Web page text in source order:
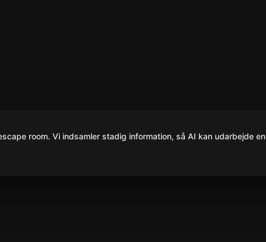
room. Vi indsamler stadig information, så AI kan udarbejde